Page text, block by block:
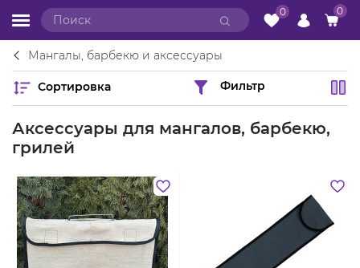
0 0
Мангалы, барбекю и аксессуары
Сортировка Фильтр
Аксессуары для мангалов, барбекю,
грилей